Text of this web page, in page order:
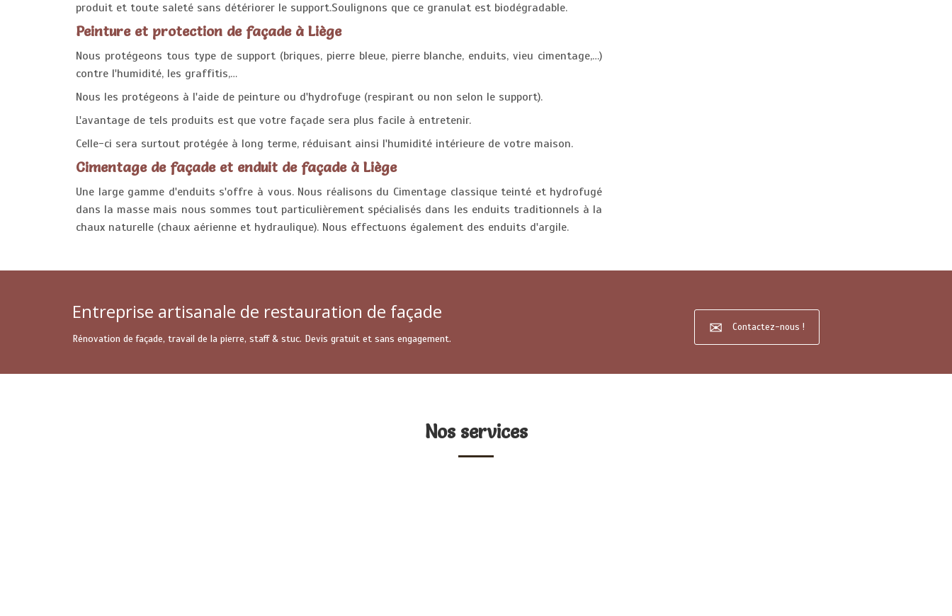
produit et toute saleté sans détériorer le support.Soulignons que ce granulat est biodégradable.
Peinture et protection de façade à Liège
Nous protégeons tous type de support (briques, pierre bleue, pierre blanche, enduits, vieu cimentage,…)
contre l'humidité, les graffitis,…
Nous les protégeons à l'aide de peinture ou d'hydrofuge (respirant ou non selon le support).
L'avantage de tels produits est que votre façade sera plus facile à entretenir.
Celle-ci sera surtout protégée à long terme, réduisant ainsi l'humidité intérieure de votre maison.
Cimentage de façade et enduit de façade à Liège
Une large gamme d'enduits s'offre à vous. Nous réalisons du Cimentage classique teinté et hydrofugé
dans la masse mais nous sommes tout particulièrement spécialisés dans les enduits traditionnels à la
chaux naturelle (chaux aérienne et hydraulique). Nous effectuons également des enduits d'argile.
Entreprise artisanale de restauration de façade
Rénovation de façade, travail de la pierre, staff & stuc. Devis gratuit et sans engagement.
Contactez-nous !
Nos services